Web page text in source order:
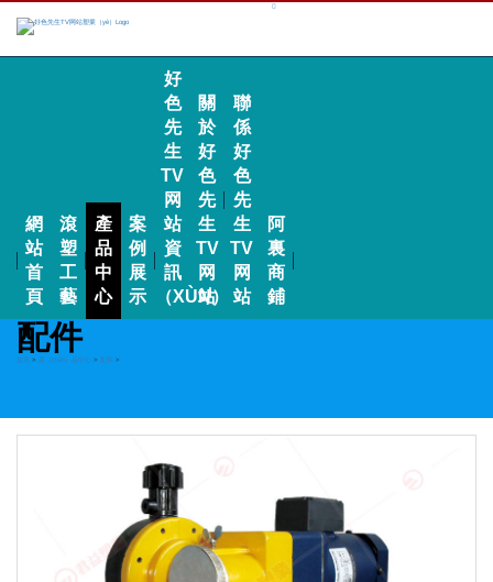
網
站
首
頁
滾
塑
工
藝
產
品
中
心
案
例
展
示
好
色
先
生
TV
网
站
資
訊
（XÙN）
關
於
好
色
先
生
TV
网
站
聯
係
好
色
先
生
TV
网
站
阿
裏
商
鋪
配件
首頁 > 產（chǎn）品中心 > 配件 >